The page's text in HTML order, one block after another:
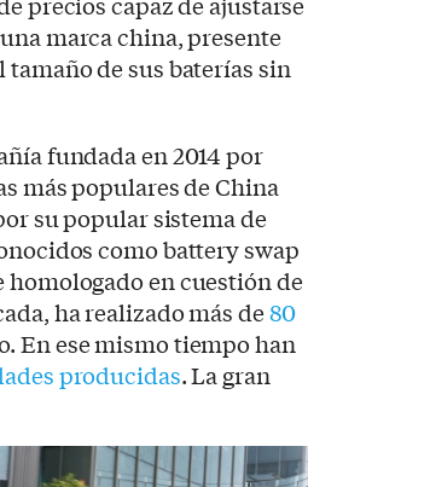
marca china, presente
de sus baterías sin
fundada en 2014 por
más populares de China
su popular sistema de
como battery swap
en cuestión de
ha realizado más de80
En ese mismo tiempo han
producidas. La gran